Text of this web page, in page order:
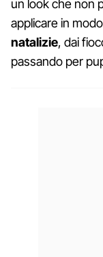
un look che non
applicare in
natalizie, dai
passando per